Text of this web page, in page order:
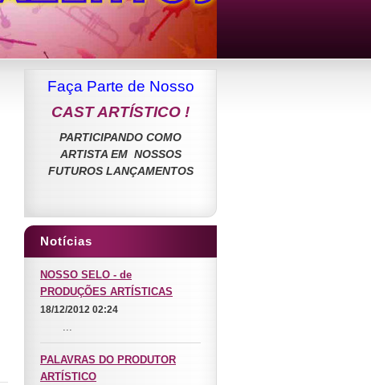
Faça Parte de Nosso
CAST ARTÍSTICO !
PARTICIPANDO COMO
ARTISTA EM NOSSOS
FUTUROS LANÇAMENTOS
Notícias
NOSSO SELO - de
PRODUÇÕES ARTÍSTICAS
18/12/2012 02:24
...
PALAVRAS DO PRODUTOR
ARTÍSTICO